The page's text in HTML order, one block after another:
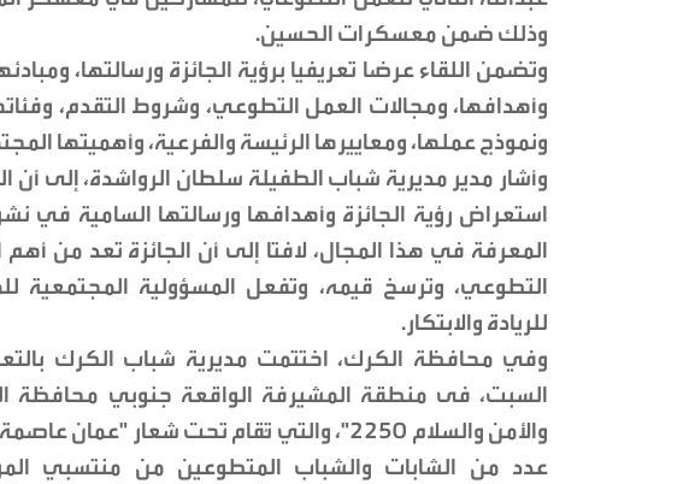
وذلك ضمن معسكرات الحسين.
وتضمن اللقاء عرضا تعريفيا برؤية الجائزة ورسالتها،
وأهدافها، ومجالات العمل التطوعي، وشروط التقدم،
ونموذج عملها، ومعاييرها الرئيسة والفرعية، وأهميتها
وأشار مدير مديرية شباب الطفيلة سلطان الرواشدة، إلى
استعراض رؤية الجائزة وأهدافها ورسالتها السامية في
المعرفة في هذا المجال، لافتا إلى أن الجائزة تعد من أهم
التطوعي، وترسخ قيمه، وتفعل المسؤولية المجتمعية
للريادة والابتكار.
وفي محافظة الكرك، اختتمت مديرية شباب الكرك
السبت، فى منطقة المشيرفة الواقعة جنوبي محافظة
عدد من الشابات والشباب المتطوعين من منتسبي